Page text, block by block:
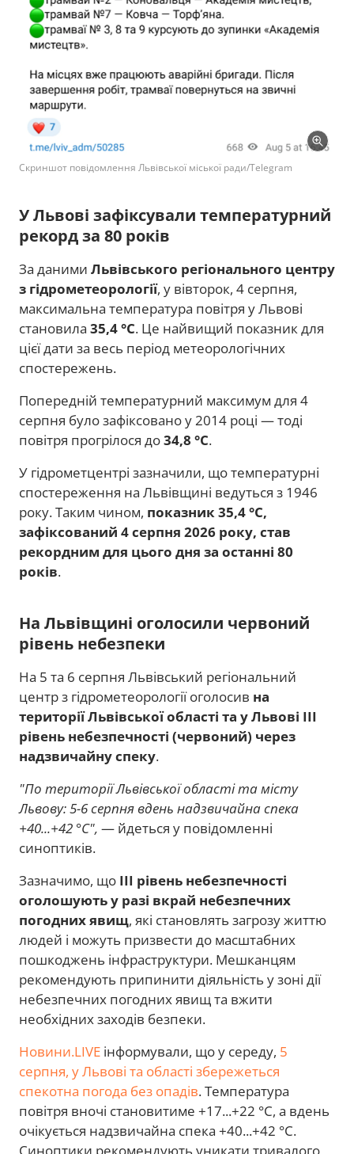
Скриншот повідомлення Львівської міської ради/Telegram
У Львові зафіксували температурний
рекорд за 80 років
За даними Львівського регіонального центру
з гідрометеорології, у вівторок, 4 серпня,
максимальна температура повітря у Львові
становила 35,4 °C. Це найвищий показник для
цієї дати за весь період метеорологічних
спостережень.
Попередній температурний максимум для 4
серпня було зафіксовано у 2014 році — тоді
повітря прогрілося до34,8 °C.
У гідрометцентрі зазначили, що температурні
спостереження на Львівщині ведуться з 1946
року. Таким чином, показник 35,4 °C,
зафіксований 4 серпня 2026 року, став
рекордним для цього дня за останні 80
років.
На Львівщині оголосили червоний
рівень небезпеки
На 5 та 6 серпня Львівський регіональний
центр з гідрометеорології оголосив на
території Львівської області та у Львові III
рівень небезпечності (червоний) через
надзвичайну спеку.
"По території Львівської області та місту
Львову: 5-6 серпня вдень надзвичайна спека
+40...+42 °C", — йдеться у повідомленні
синоптиків.
Зазначимо, що III рівень небезпечності
оголошують у разі вкрай небезпечних
погодних явищ, які становлять загрозу життю
людей і можуть призвести до масштабних
пошкоджень інфраструктури. Мешканцям
рекомендують припинити діяльність у зоні дії
небезпечних погодних явищ та вжити
необхідних заходів безпеки.
Новини.LIVE інформували, що у середу, 5
серпня, у Львові та області збережеться
спекотна погода без опадів. Температура
повітря вночі становитиме +17...+22 °C, а вдень
очікується надзвичайна спека +40...+42 °C.
Синоптики рекомендують уникати тривалого